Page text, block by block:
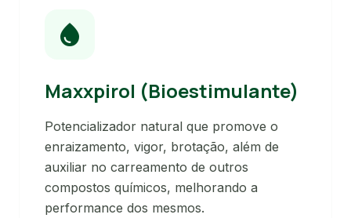
water_drop
Maxxpirol (Bioestimulante)
Potencializador natural que promove o
enraizamento, vigor, brotação, além de
auxiliar no carreamento de outros
compostos químicos, melhorando a
performance dos mesmos.